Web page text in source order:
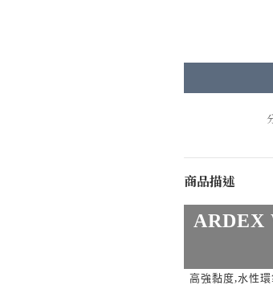
商品描述
ARDEX
高強黏度,水性